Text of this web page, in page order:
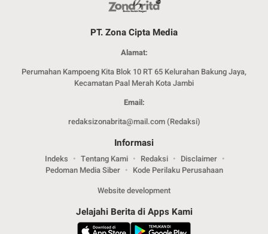
PT. Zona Cipta Media
Alamat:
Perumahan Kampoeng Kita Blok 10 RT 65 Kelurahan Bakung Jaya,
Kecamatan Paal Merah Kota Jambi
Email:
redaksizonabrita@mail.com (Redaksi)
Informasi
Indeks Tentang Kami Redaksi
Disclaimer
Pedoman Media Siber
Kode Perilaku Perusahaan
Website development
Jelajahi Berita di Apps Kami